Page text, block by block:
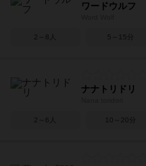
ワードウルフ
2～8人 5～15分
ナナトリドリ
2～6人 10～20分